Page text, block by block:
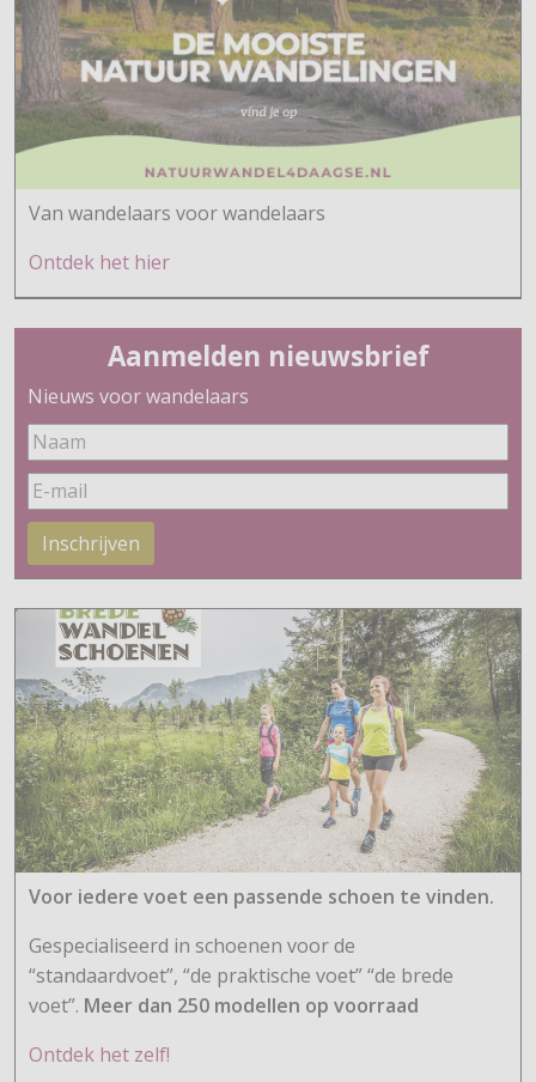
Van wandelaars voor wandelaars
Ontdek het hier
Aanmelden nieuwsbrief
Nieuws voor wandelaars
Inschrijven
Voor iedere voet een passende schoen te vinden.
Gespecialiseerd in schoenen voor de
“standaardvoet”, “de praktische voet” “de brede
voet”. Meer dan 250 modellen op voorraad
Ontdek het zelf!